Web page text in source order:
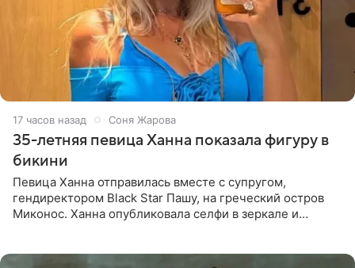
17 часов назад Соня Жарова
35-летняя певица Ханна показала фигуру в
бикини
Певица Ханна отправилась вместе с супругом,
гендиректором Black Star Пашу, на греческий остров
Миконос. Ханна опубликовала селфи в зеркале и